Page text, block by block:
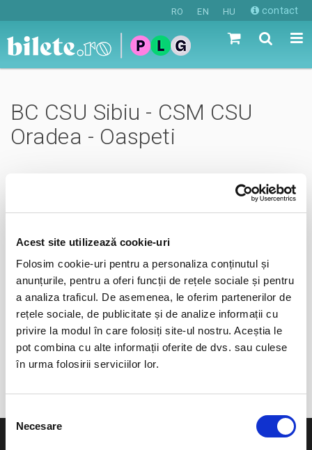
Acest site utilizează cookie-uri
Folosim cookie-uri pentru a personaliza conținutul și
anunțurile, pentru a oferi funcții de rețele sociale și pentru
a analiza traficul. De asemenea, le oferim partenerilor de
rețele sociale, de publicitate și de analize informații cu
privire la modul în care folosiți site-ul nostru. Aceștia le
pot combina cu alte informații oferite de dvs. sau culese
în urma folosirii serviciilor lor.
consimțământului
Necesare
RO EN HU contact
BC CSU Sibiu - CSM CSU
Oradea - Oaspeti
joi, 4 mai 2023 ora 19:00
Sala Sporturilor Transilvania, Sibiu